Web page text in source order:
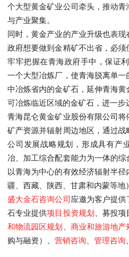
个大型黄金矿业公司牵头，推动
与产业聚集。
同时，黄金产业的产业升级也表
政府想要做到金精矿不出省，必
牢牢把握在青海政府手中，保证
一个大型冶炼厂，使青海脱离单
中冶炼省内的金矿石，延伸青海
可冶炼临近区域的金矿石，进一步
青海昆仑黄金矿业股份有限公司
矿产资源并辐射周边地区，通过
公司发展战略规划，形成具有产
冶、加工综合配套能力为一体的
以青海为中心的有效经济辐射半
疆、西藏、陕西、甘肃和内蒙等地
盛大金石咨询公司应邀为客户提供
石专业提供项目投资规划、募投项
和物流园区规划 、 商业和旅游地产
购与融资）、 营销咨询、 管理咨询、